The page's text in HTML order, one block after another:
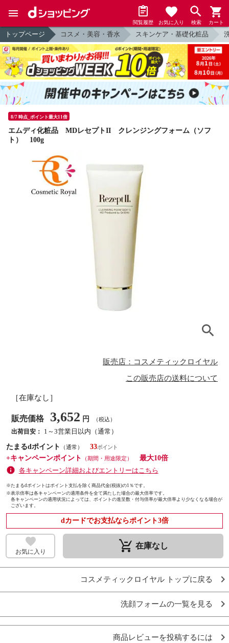
閲覧履歴 お気に入り 検索 カート
トップページ コスメ・美容・香水 スキンケア・基礎化粧品
8/7 時点_ポイント最大11倍
エムディ化粧品 MDレセプトII クレンジングフォーム（ソフ
ト） 100g
販売店：コスメティックロイヤル
この販売店の送料について
［在庫なし］
販売価格 3,652 円 （税込）
出荷目安：
1～3営業日以内（通常）
たまるdポイント
（通常）
33
+キャンペーンポイント
（期間・用途限定）
最大10倍
各キャンペーン詳細およびエントリーはこちら
※たまるdポイントはポイント支払を除く商品代金(税抜)の1％です。
※表示倍率は各キャンペーンの適用条件を全て満たした場合の最大倍率です。
各キャンペーンの適用状況によっては、ポイントの進呈数・付与倍率が最大倍率より少なくなる場合が
ございます。
dカードでお支払ならポイント3倍
お気に入り remove_shopping_cart 在庫なし
コスメティックロイヤル トップに戻る
洗顔フォームの一覧を見る
商品レビューを投稿するには